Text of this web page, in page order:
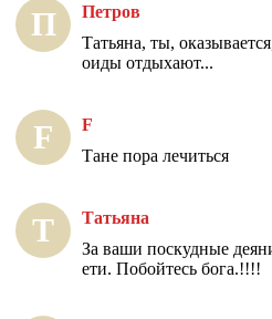
П Петров
Татьяна, ты,
оиды отдыхают...
F F
Тане пора лечиться
Т Татьяна
За ваши поскудные
ети. Побойтесь бога.!!!!